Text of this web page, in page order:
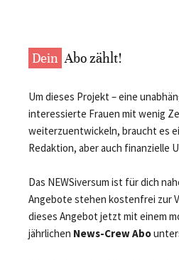
Dein Abo zählt!
Um dieses Projekt – eine
interessierte Frauen mit wenig
weiterzuentwickeln, braucht es
Redaktion, aber auch finanzielle
Das NEWSiversum ist für dich
Angebote stehen kostenfrei zur
dieses Angebot jetzt mit einem
jährlichen News-Crew Abo